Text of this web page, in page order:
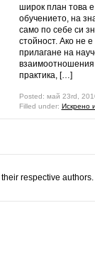
широк план това
обучението, на
само по себе си
стойност. Ако не
прилагане на
практика, […]
Posted: май 23rd,
Filled under: Искрено
respective authors.